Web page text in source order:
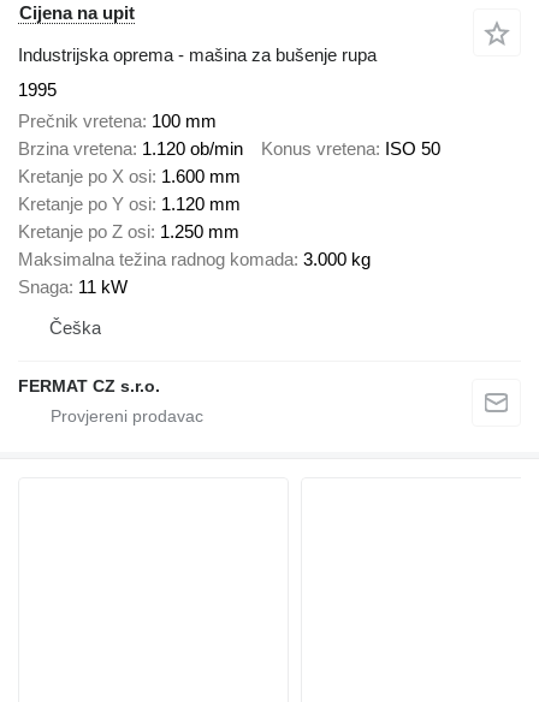
Cijena na upit
Industrijska oprema - mašina za bušenje rupa
1995
Prečnik vretena 100 mm
Brzina vretena 1.120 ob/min Konus vretena ISO 50
Kretanje po X osi 1.600 mm
Kretanje po Y osi 1.120 mm
Kretanje po Z osi 1.250 mm
Maksimalna težina radnog komada 3.000 kg
Snaga 11 kW
Češka
FERMAT CZ s.r.o.